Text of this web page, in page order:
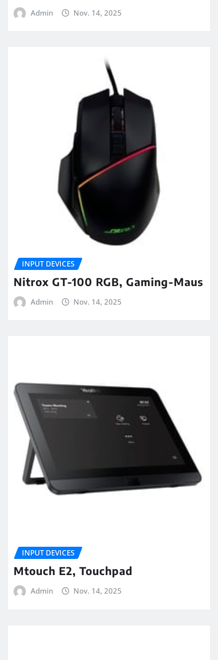
Admin Nov. 14, 2025
INPUT DEVICES
Nitrox GT-100 RGB, Gaming-Maus
Admin Nov. 14, 2025
INPUT DEVICES
Mtouch E2, Touchpad
Admin Nov. 14, 2025